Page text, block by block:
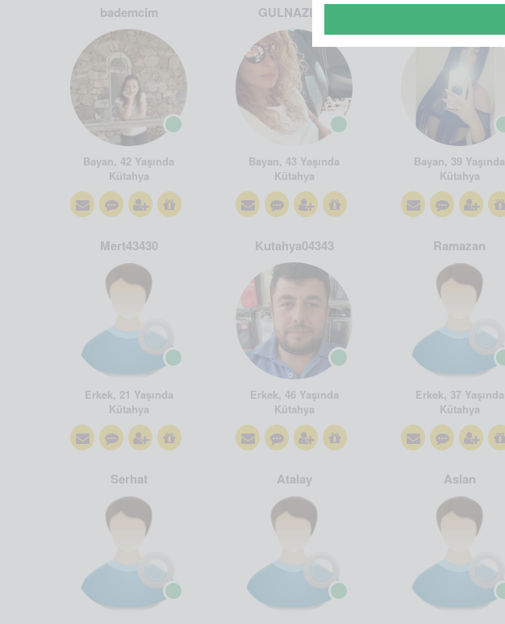
bademcim
Bayan, 42 Yaşında
Kütahya
GULNAZLIM
Bayan, 43 Yaşında
Kütahya
Bayan, 39 Yaşında
Kütahya
Mert43430
Erkek, 21 Yaşında
Kütahya
Kutahya04343
Erkek, 46 Yaşında
Kütahya
Ramazan
Erkek, 37 Yaşında
Kütahya
Serhat Atalay Aslan